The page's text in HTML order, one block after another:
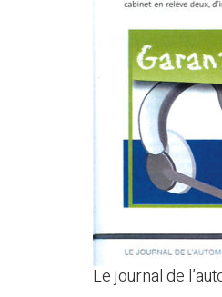
Le journal de